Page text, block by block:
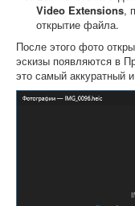
Video Extensions,
открытие файла.
После этого фото
эскизы появляются в
это самый аккуратный